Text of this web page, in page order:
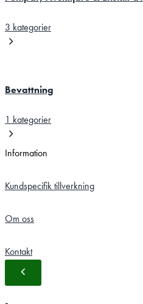
3 kategorier
Bevattning
1 kategorier
Information
Kundspecifik tillverkning
Om oss
Kontakt